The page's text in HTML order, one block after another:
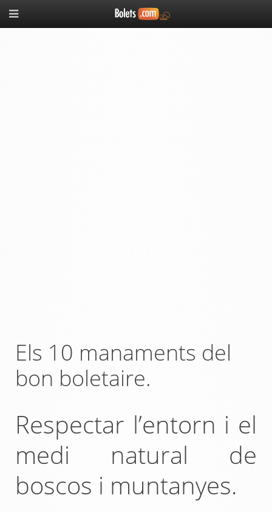
Els 10 manaments del
bon boletaire.
Respectar l’entorn i el
medi natural de
boscos i muntanyes.